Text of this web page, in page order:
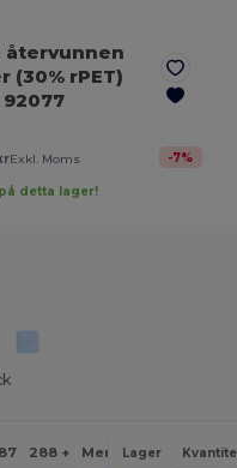
återvunnen
(30% rPET)
92077
Exkl. Moms -7%
detta lager!
288 + Mer Lager